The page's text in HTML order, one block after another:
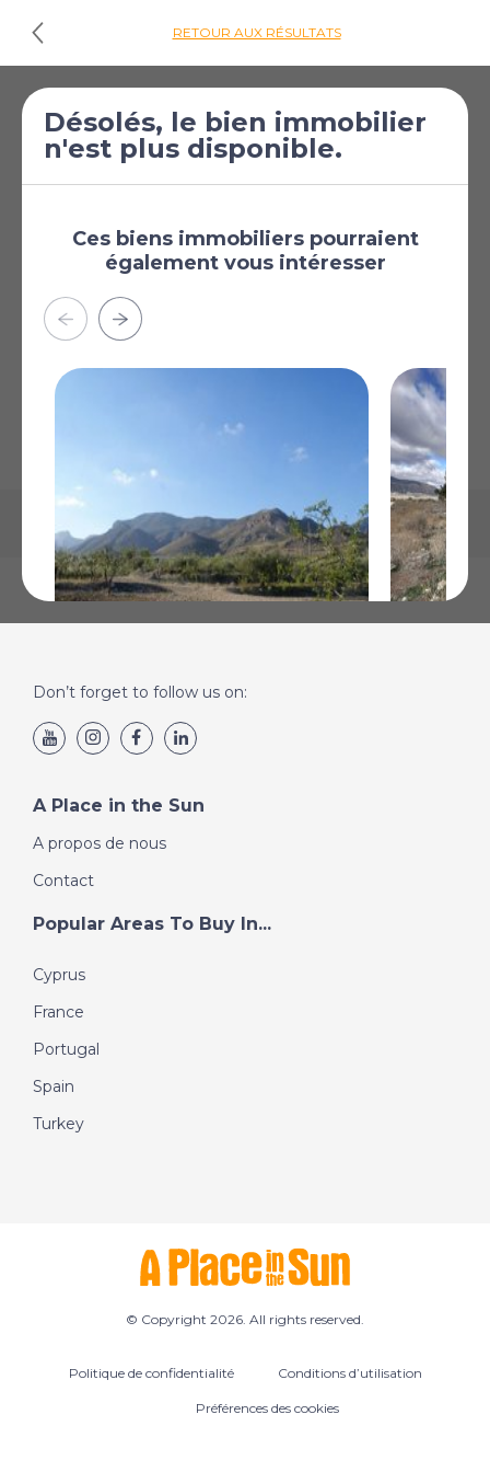
RETOUR AUX RÉSULTATS
Commercial à
vendre à Algorfa
Algorfa, Alicante, Région
€59 995
Plus
La carte peut ne pas indiquer l'emplacement exact
Désolés, le bien immobilier
n'est plus disponible.
Ces biens immobiliers pourraient
également vous intéresser
Alicante, Région de Valence
€30 000
Don’t forget to follow us on:
A Place in the Sun
A propos de nous
Contact
Popular Areas To Buy In...
Cyprus
France
Portugal
Spain
Turkey
© Copyright 2026. All rights reserved.
Politique de confidentialité Conditions d’utilisation
Préférences des cookies